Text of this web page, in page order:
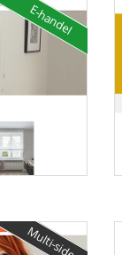
E-handel
Multi-side